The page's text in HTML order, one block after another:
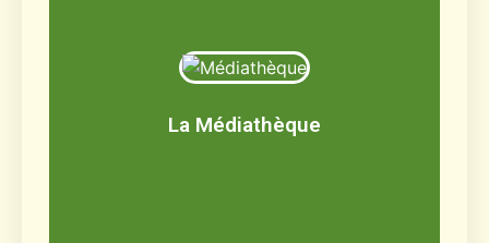
La Médiathèque
Médiathèque
Livres, BD, documentaires, jeux de société,